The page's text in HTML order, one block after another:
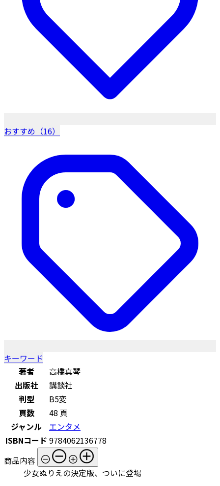
おすすめ（16）
キーワード
著者
高橋真琴
出版社
講談社
判型
B5変
頁数
48 頁
ジャンル
エンタメ
ISBNコード 9784062136778
商品内容
少女ぬりえの決定版、ついに登場